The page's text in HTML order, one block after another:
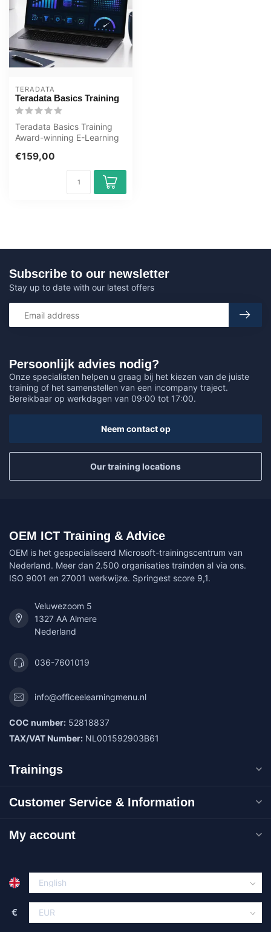
TERADATA
Teradata Basics Training
Teradata Basics Training
Award-winning E-Learning
v...
€159,00
Persoonlijk advies nodig?
Onze specialisten helpen u graag bij het kiezen van de juiste
training of het samenstellen van een incompany traject.
Bereikbaar op werkdagen van 09:00 tot 17:00.
Neem contact op
Our training locations
Subscribe to our newsletter
Stay up to date with our latest offers
OEM ICT Training & Advice
OEM is het gespecialiseerd Microsoft-trainingscentrum van
Nederland. Meer dan 2.500 organisaties trainden al via ons.
ISO 9001 en 27001 werkwijze. Springest score 9,1.
Veluwezoom 5
1327 AA Almere
Nederland
036-7601019
info@officeelearningmenu.nl
COC number: 52818837
TAX/VAT Number: NL001592903B61
Trainings
Customer Service & Information
My account
€